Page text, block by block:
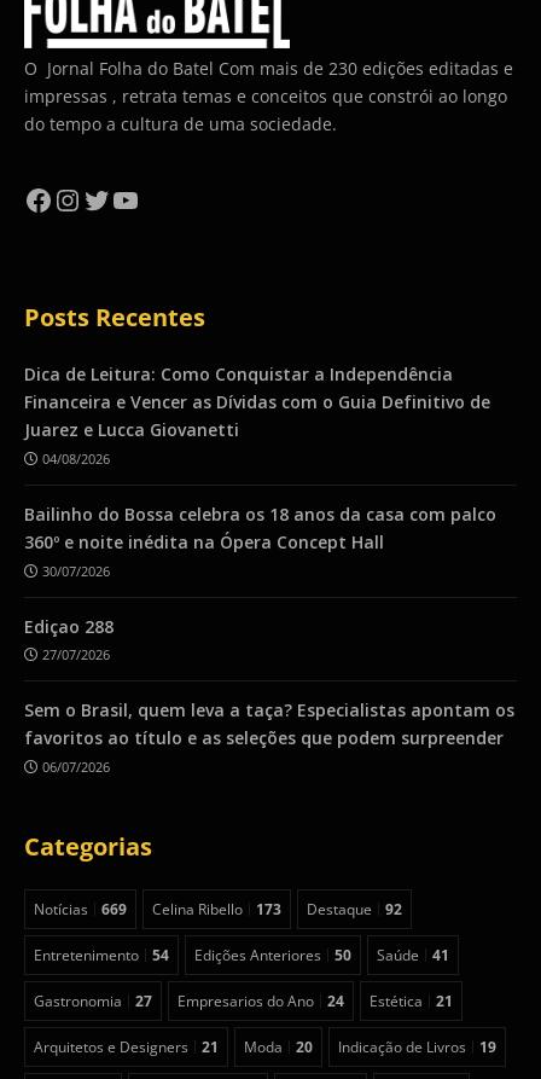
O Jornal Folha do Batel Com mais de 230 edições editadas e
impressas , retrata temas e conceitos que constrói ao longo
do tempo a cultura de uma sociedade.
Facebook
Instagram
Twitter
YouTube
Posts Recentes
Dica de Leitura: Como Conquistar a Independência
Financeira e Vencer as Dívidas com o Guia Definitivo de
Juarez e Lucca Giovanetti
04/08/2026
Bailinho do Bossa celebra os 18 anos da casa com palco
360º e noite inédita na Ópera Concept Hall
30/07/2026
Ediçao 288
27/07/2026
Sem o Brasil, quem leva a taça? Especialistas apontam os
favoritos ao título e as seleções que podem surpreender
06/07/2026
Categorias
Notícias 669 Celina Ribello 173 Destaque 92
Entretenimento 54 Edições Anteriores 50 Saúde 41
Gastronomia 27 Empresarios do Ano 24 Estética 21
Arquitetos e Designers 21 Moda 20 Indicação de Livros 19